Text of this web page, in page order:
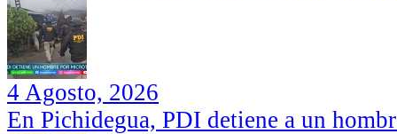
4 Agosto, 2026
En Pichidegua, PDI detiene a un